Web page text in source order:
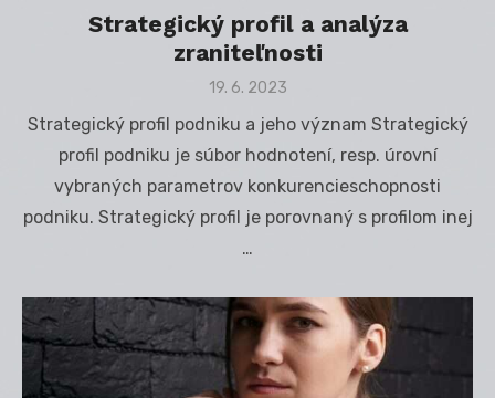
Strategický profil a analýza
zraniteľnosti
Posted
19. 6. 2023
Strategický profil podniku a jeho význam Strategický
profil podniku je súbor hodnotení, resp. úrovní
vybraných parametrov konkurencieschopnosti
podniku. Strategický profil je porovnaný s profilom inej
…